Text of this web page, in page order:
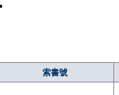
索書號